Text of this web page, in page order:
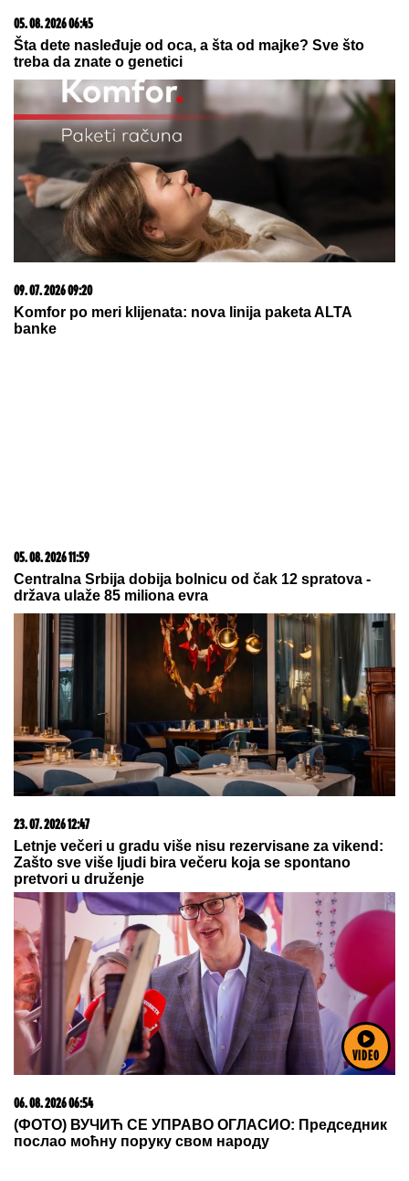
VIDEO
06. 08. 2026 07:08
kompletan spisak destinacija u Srbiji
danas vredi i do 2.000 evra: Mnogi je čuvaju u
podrumu, a pojma nemaju kakvo blago imaju
Трампови војни бродови могли би да коштају 50
одсто више него планирано
03. 08. 2026 07:31
25.000 kupaca već kupuje uz PerSu Extra. A ti? Saznaj
više